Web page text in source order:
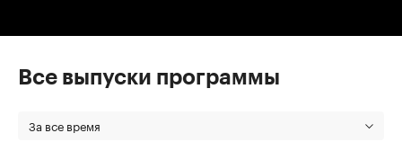
Все выпуски программы
За все время